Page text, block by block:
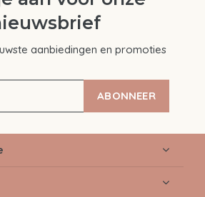
aanbiedingen en promoties
ABONNEER